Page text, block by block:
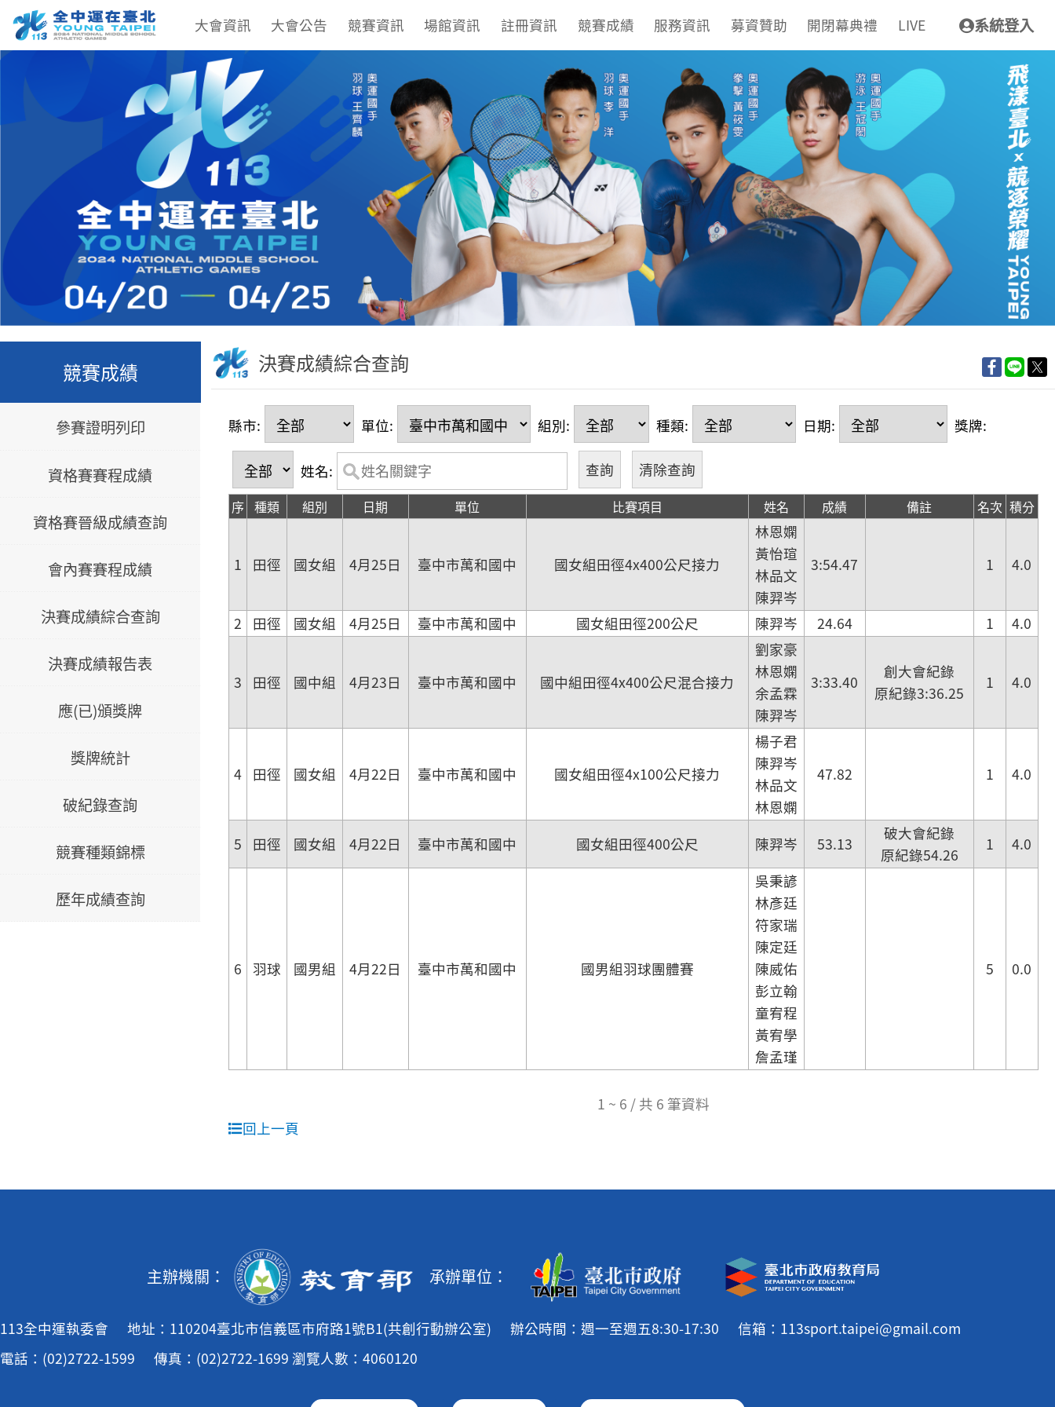
大會資訊 大會公告 競賽資訊 場館資訊 註冊資訊 競賽成績 服務資訊 募資贊助 開閉幕典禮 LIVE 系統登入
競賽成績
參賽證明列印
資格賽賽程成績
資格賽晉級成績查詢
會內賽賽程成績
決賽成績綜合查詢
決賽成績報告表
應(已)頒獎牌
獎牌統計
破紀錄查詢
競賽種類錦標
歷年成績查詢
決賽成績綜合查詢
縣市: 單位: 組別: 種類: 日期: 獎牌:
姓名:
序 種類 組別 日期 單位 比賽項目 姓名 成績 備註 名次 積分
1 田徑 國女組 4月25日 臺中市萬和國中 國女組田徑4x400公尺接力
林恩嫻
黃怡瑄
林品文
陳羿岑
3:54.47 1 4.0
2 田徑 國女組 4月25日 臺中市萬和國中 國女組田徑200公尺 陳羿岑 24.64 1 4.0
3 田徑 國中組 4月23日 臺中市萬和國中 國中組田徑4x400公尺混合接力
劉家豪
林恩嫻
余孟霖
陳羿岑
3:33.40
創大會紀錄
原紀錄3:36.25
1 4.0
4 田徑 國女組 4月22日 臺中市萬和國中 國女組田徑4x100公尺接力
楊子君
陳羿岑
林品文
林恩嫻
47.82 1 4.0
5 田徑 國女組 4月22日 臺中市萬和國中 國女組田徑400公尺 陳羿岑 53.13
破大會紀錄
原紀錄54.26
1 4.0
6 羽球 國男組 4月22日 臺中市萬和國中 國男組羽球團體賽
吳秉諺
林彥廷
符家瑞
陳定廷
陳威佑
彭立翰
童宥程
黃宥學
詹孟瑾
5 0.0
1 ~ 6 / 共 6 筆資料
回上一頁
主辦機關： 承辦單位：
113全中運執委會 地址：110204臺北市信義區市府路1號B1(共創行動辦公室) 辦公時間：週一至週五8:30-17:30
信箱：113sport.taipei@gmail.com
電話：(02)2722-1599
傳真：(02)2722-1699 瀏覽人數：4060120